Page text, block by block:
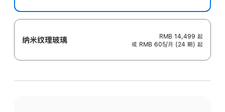
纳米纹理玻璃 RMB 14,499 起
或 RMB 605/月 (24 期) 起